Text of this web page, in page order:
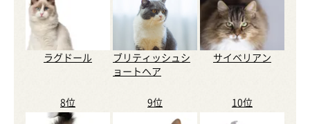
ラグドール
ブリティッシュシ
ョートヘア
サイベリアン
8位 9位 10位